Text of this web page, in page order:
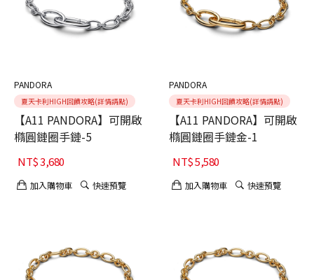
PANDORA
夏天卡利HIGH回饋攻略(詳情請點)
【A11 PANDORA】可開啟
橢圓鏈圈手鏈-5
NT$3,680
加入購物車 快速預覽
PANDORA
夏天卡利HIGH回饋攻略(詳情請點)
【A11 PANDORA】可開啟
橢圓鏈圈手鏈金-1
NT$5,580
加入購物車 快速預覽